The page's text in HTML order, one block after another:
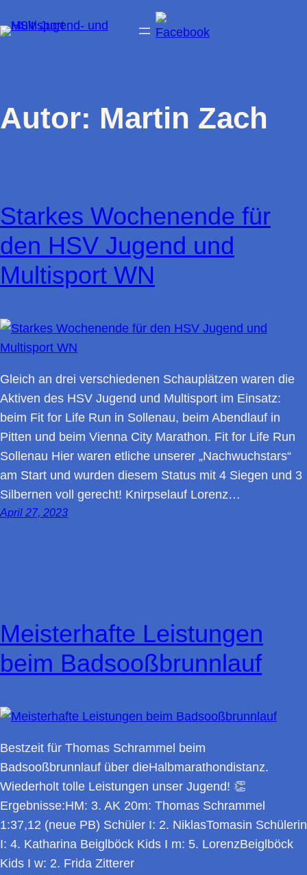
Inhalt
Autor: Martin Zach
Starkes Wochenende für
den HSV Jugend und
Multisport WN
Gleich an drei verschiedenen Schauplätzen waren die
Aktiven des HSV Jugend und Multisport im Einsatz:
beim Fit for Life Run in Sollenau, beim Abendlauf in
Pitten und beim Vienna City Marathon. Fit for Life Run
Sollenau Hier waren etliche unserer „Nachwuchstars“
am Start und wurden diesem Status mit 4 Siegen und 3
Silbernen voll gerecht! Knirpselauf Lorenz…
April 27, 2023
Meisterhafte Leistungen
beim Badsooßbrunnlauf
Bestzeit für Thomas Schrammel beim
Badsooßbrunnlauf über dieHalbmarathondistanz.
Wiederholt tolle Leistungen unser Jugend! 👏
Ergebnisse:HM: 3. AK 20m: Thomas Schrammel
1:37,12 (neue PB) Schüler I: 2. NiklasTomasin Schülerin
I: 4. Katharina Beiglböck Kids I m: 5. LorenzBeiglböck
Kids I w: 2. Frida Zitterer